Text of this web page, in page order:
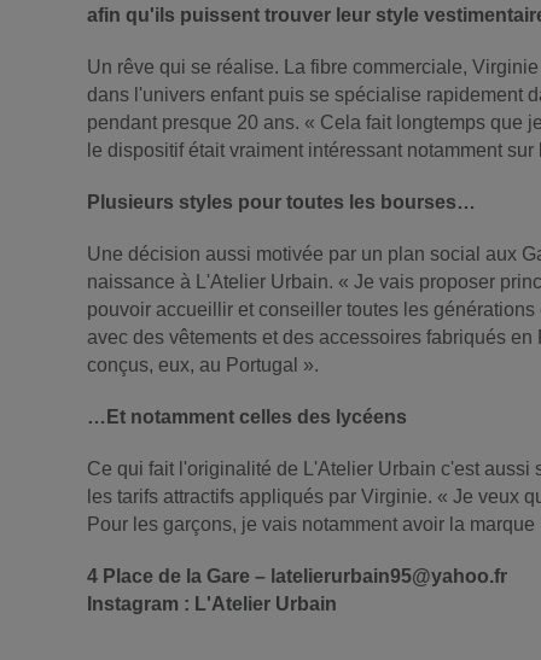
afin qu'ils puissent trouver leur style
Un rêve qui se réalise. La fibre commerciale,
dans l'univers enfant puis se spécialise rapidement
pendant presque 20 ans. « Cela fait longtemps que
le dispositif était vraiment intéressant notamment
Plusieurs styles pour toutes les bourses…
Une décision aussi motivée par un plan social aux
naissance à L'Atelier Urbain. « Je vais proposer
pouvoir accueillir et conseiller toutes les
avec des vêtements et des accessoires fabriqués
conçus, eux, au Portugal ».
…Et notamment celles des lycéens
Ce qui fait l'originalité de L'Atelier Urbain c'est aussi
les tarifs attractifs appliqués par Virginie. « Je veux
Pour les garçons, je vais notamment avoir la
4 Place de la Gare – latelierurbain95@yahoo.fr
Instagram : L'Atelier Urbain